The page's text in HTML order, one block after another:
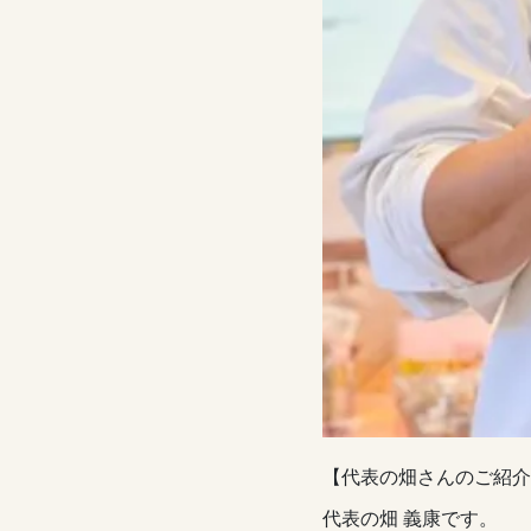
【代表の畑さんのご紹
代表の畑 義康です。